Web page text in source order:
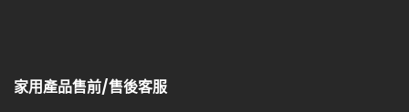
家用產品售前/售後客服